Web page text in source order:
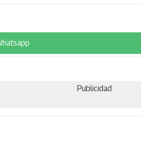
Publicidad